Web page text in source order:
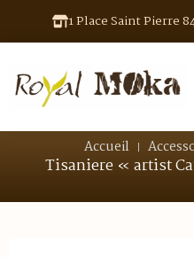
1 Place Saint Pierre
Accueil
Tisaniere « artist